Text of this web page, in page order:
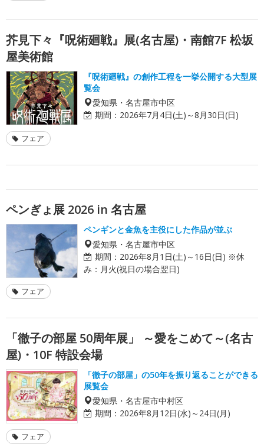
芥見下々『呪術廻戦』展(名古屋)・南館7F 松坂
屋美術館
『呪術廻戦』の創作工程を一挙公開する大型展
覧会
愛知県・名古屋市中区
期間： 2026年7月4日(土)～8月30日(日)
フェア
ペンぎょ展 2026 in 名古屋
ペンギンと金魚を主役にした作品が並ぶ
愛知県・名古屋市中区
期間： 2026年8月1日(土)～16日(日) ※休
み：月火(祝日の場合翌日)
フェア
「徹子の部屋 50周年展」 ～愛をこめて～(名古
屋)・10F 特設会場
「徹子の部屋」の50年を振り返ることができる
展覧会
愛知県・名古屋市中村区
期間： 2026年8月12日(水)～24日(月)
フェア